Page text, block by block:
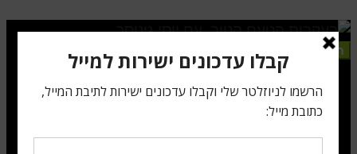
תפריט
ראשי